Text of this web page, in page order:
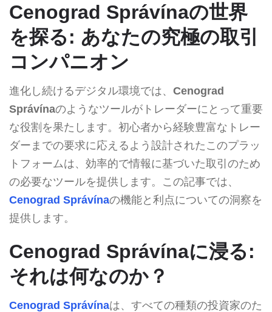
Cenograd Správínaの世界
を探る: あなたの究極の取引
コンパニオン
進化し続けるデジタル環境では、 Cenograd
Správínaのようなツールがトレーダーにとって重要
な役割を果たします。初心者から経験豊富なトレー
ダーまでの要求に応えるよう設計されたこのプラッ
トフォームは、効率的で情報に基づいた取引のため
の必要なツールを提供します。この記事では、
Cenograd Správínaの機能と利点についての洞察を
提供します。
Cenograd Správínaに浸る:
それは何なのか？
Cenograd Správínaは、すべての種類の投資家のた